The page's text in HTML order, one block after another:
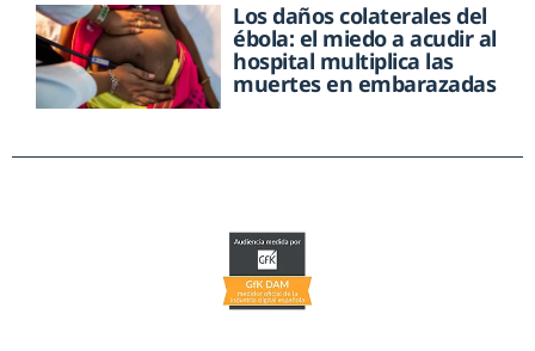
Los daños colaterales del
ébola: el miedo a acudir al
hospital multiplica las
muertes en embarazadas